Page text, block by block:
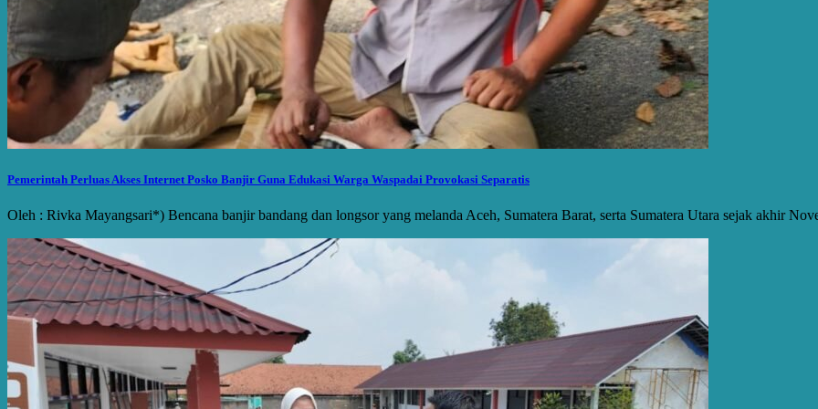
Pemerintah Perluas Akses Internet Posko Banjir Guna Edukasi Warga Waspadai Provokasi Separatis
Oleh : Rivka Mayangsari*) Bencana banjir bandang dan longsor yang melanda Aceh, Sumatera Barat, serta Sumatera Utara sejak akhir